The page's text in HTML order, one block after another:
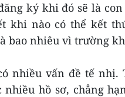
ký khi đó sẽ là
khi nào có thể kết
bao nhiêu vì trường
nhiều vấn đề tế
hồ sơ, chẳng